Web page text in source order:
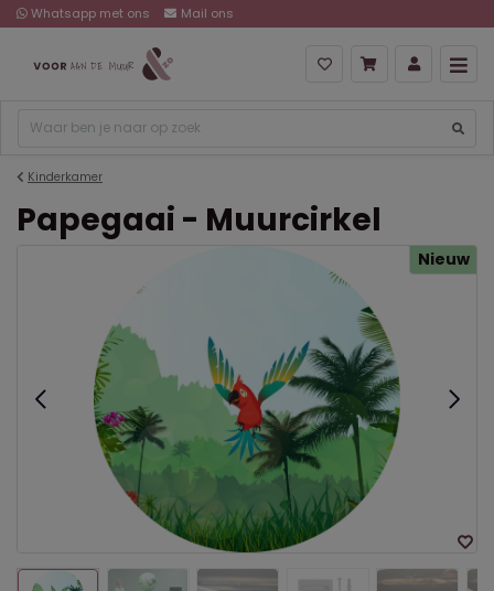
Whatsapp met ons Mail ons
Kinderkamer
Papegaai - Muurcirkel
Nieuw